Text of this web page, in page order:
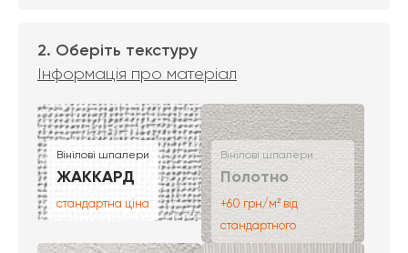
2. Оберіть текстуру
Інформація про матеріал
Вінілові шпалери
ЖАККАРД
стандартна ціна
Вінілові шпалери
Полотно
+60 грн/м² від
стандартного